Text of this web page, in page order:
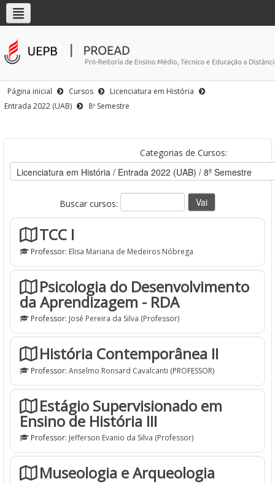
Página inicial Cursos
Licenciatura em História
Entrada 2022 (UAB)
8º Semestre
Categorias de Cursos:
Buscar cursos:
TCC I
Professor: Elisa Mariana de Medeiros Nóbrega
Psicologia do Desenvolvimento
da Aprendizagem - RDA
Professor: José Pereira da Silva (Professor)
História Contemporânea II
Professor: Anselmo Ronsard Cavalcanti (PROFESSOR)
Estágio Supervisionado em
Ensino de História III
Professor: Jefferson Evanio da Silva (Professor)
Museologia e Arqueologia